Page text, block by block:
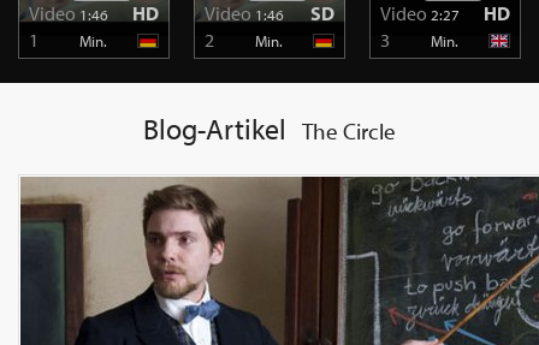
Video
1
1:46
Min.
HD
Video
2
1:46
Min.
SD
Video
3
2:27
Min.
HD
Blog-Artikel The Circle